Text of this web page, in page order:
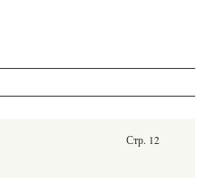
Стр. 12